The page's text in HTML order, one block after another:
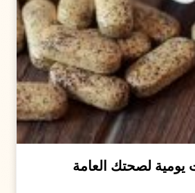
يومية لصحتك العامة